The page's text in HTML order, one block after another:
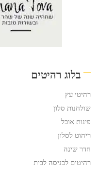
בלוג רהיטים
רהיטי עץ
שולחנות סלון
פינות אוכל
ריהוט לסלון
חדר שינה
רהיטים לכניסה לבית